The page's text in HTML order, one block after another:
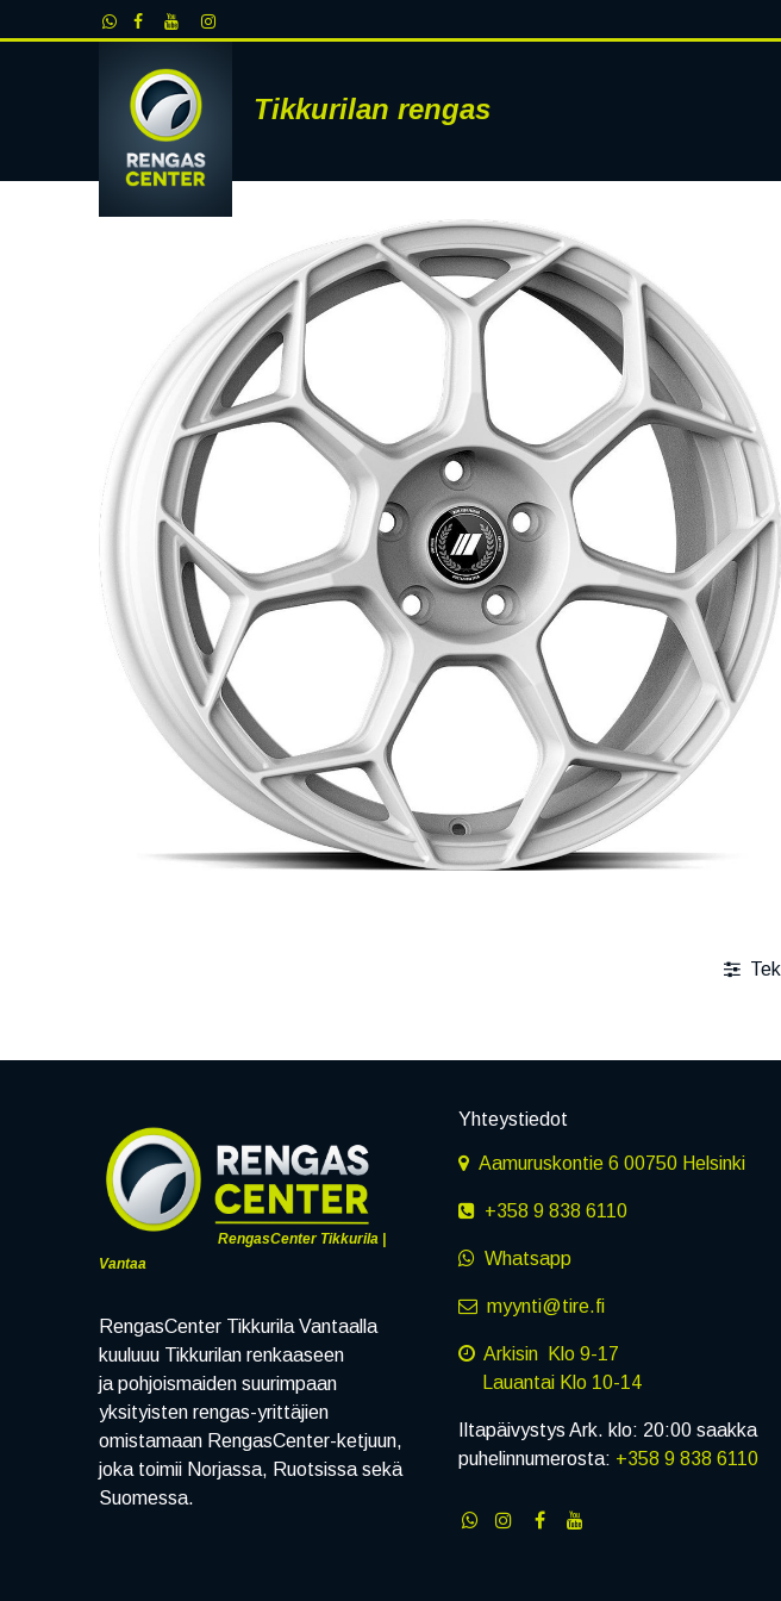
Siirry sisältöön
Tikkurilan rengas
RENKAAT
RengasCenter Tikkurila |
Vantaa
RengasCenter Tikkurila Vantaalla
kuuluuu Tikkurilan renkaaseen
ja pohjoismaiden suurimpaan
yksityisten rengas-yrittäjien
omistamaan RengasCenter-ketjuun,
joka toimii Norjassa, Ruotsissa sekä
Suomessa.
Yhteystiedot
Aamuruskontie 6 00750 Helsinki
+358 9 838 6110
Whatsapp
myynti@tire.fi
Arkisin Klo 9-17
Lauantai Klo 10-14
Iltapäivystys Ark. klo: 20:00 saakka
puhelinnumerosta: +358 9 838 6110